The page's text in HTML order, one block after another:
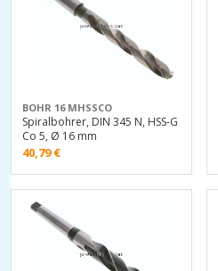
BOHR 16 MHSSCO
Spiralbohrer, DIN 345 N, HSS-G
Co 5, Ø 16 mm
40,79€